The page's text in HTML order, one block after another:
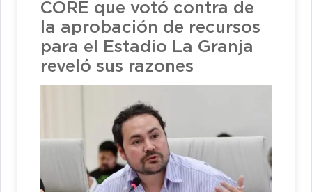
CORE que votó contra de
la aprobación de recursos
para el Estadio La Granja
reveló sus razones